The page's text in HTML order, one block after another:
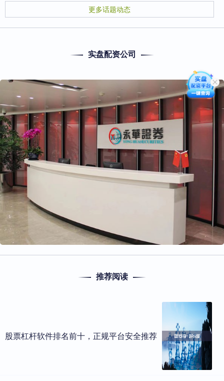
更多话题动态
实盘配资公司
推荐阅读
股票杠杆软件排名前十，正规平台安全推荐